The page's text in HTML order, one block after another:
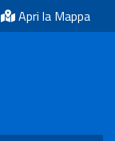
Apri la Mappa